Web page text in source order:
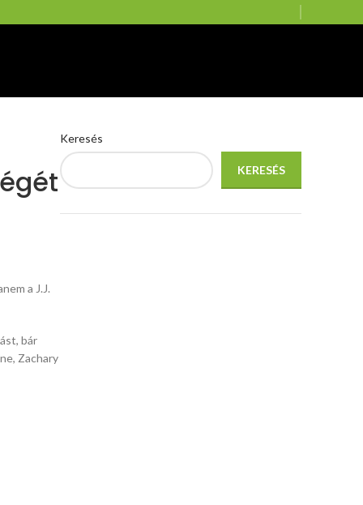
a J.J.
bár
Zachary
Keresés
KERESÉS